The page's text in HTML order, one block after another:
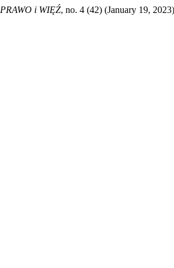
PRAWO i WIĘŹ, no. 4 (42) (January 19,